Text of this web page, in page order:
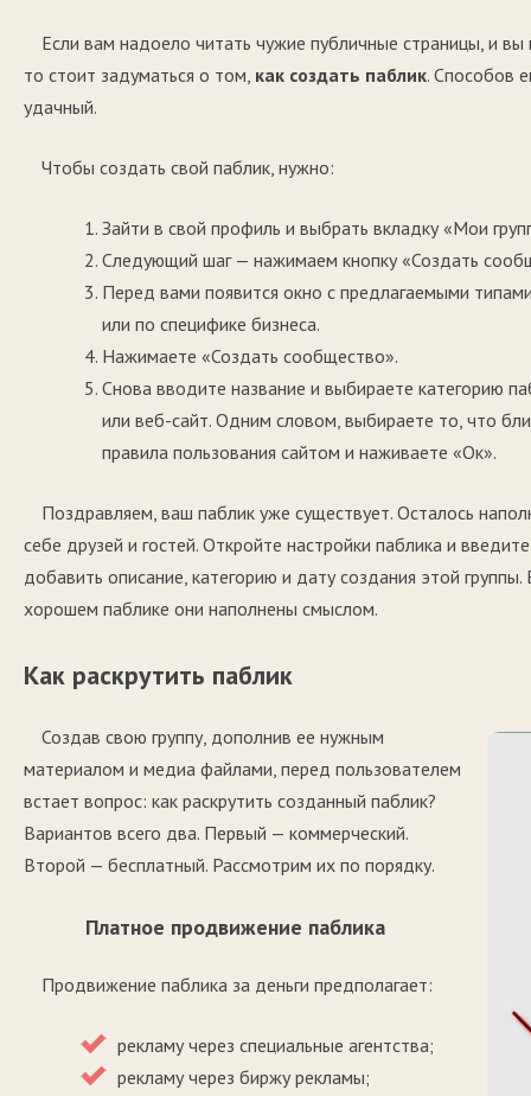
Если вам надоело читать чужие публичные страницы, и
то стоит задуматься о том, как создать паблик. Способов
удачный.
Чтобы создать свой паблик, нужно:
Зайти в свой профиль и выбрать вкладку «Мои
Следующий шаг — нажимаем кнопку «Создать
Перед вами появится окно с предлагаемыми
или по специфике бизнеса.
Нажимаете «Создать сообщество».
Снова вводите название и выбираете категорию
или веб-сайт. Одним словом, выбираете то, что
правила пользования сайтом и наживаете «Ок».
Поздравляем, ваш паблик уже существует. Осталось
себе друзей и гостей. Откройте настройки паблика и
добавить описание, категорию и дату создания этой
хорошем паблике они наполнены смыслом.
Как раскрутить паблик
Создав свою группу, дополнив ее нужным
материалом и медиа файлами, перед пользователем
встает вопрос: как раскрутить созданный паблик?
Вариантов всего два. Первый — коммерческий.
Второй — бесплатный. Рассмотрим их по порядку.
Платное продвижение паблика
Продвижение паблика за деньги предполагает:
рекламу через специальные агентства;
рекламу через биржу рекламы;